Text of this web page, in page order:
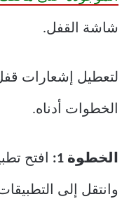
شاشة القفل.
الخطوات أدناه.
الخطوة 1: افتح
وانتقل إلى